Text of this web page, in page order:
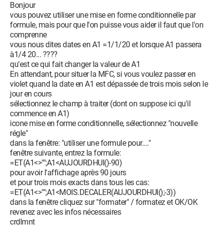
Bonjour
vous pouvez utiliser une mise en forme conditionnelle par
formule, mais pour que l'on puisse vous aider il faut que l'on
comprenne
vous nous dites dates en A1 =1/1/20 et lorsque A1 passera
à1/4 20... ????
qu'est ce qui fait changer la valeur de A1
En attendant, pour situer la MFC, si vous voulez passer en
violet quand la date en A1 est dépassée de trois mois selon le
jour en cours
sélectionnez le champ à traiter (dont on suppose ici qu'il
commence en A1)
icone mise en forme conditionnelle, sélectionnez "nouvelle
régle"
dans la fenêtre: "utiliser une formule pour...."
fenêtre suivante, entrez la formule:
=ET(A1<>"";A1<AUJOURDHUI()-90)
pour avoir l'affichage après 90 jours
et pour trois mois exacts dans tous les cas:
=ET(A1<>"";A1<MOIS.DECALER(AUJOURDHUI();-3))
dans la fenêtre cliquez sur "formater" / formatez et OK/OK
revenez avec les infos nécessaires
crdlmnt